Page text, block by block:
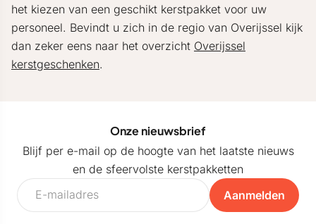
het kiezen van een geschikt kerstpakket voor uw
personeel. Bevindt u zich in de regio van Overijssel kijk
dan zeker eens naar het overzicht Overijssel
kerstgeschenken.
Onze nieuwsbrief
Blijf per e-mail op de hoogte van het laatste nieuws
en de sfeervolste kerstpakketten
Aanmelden